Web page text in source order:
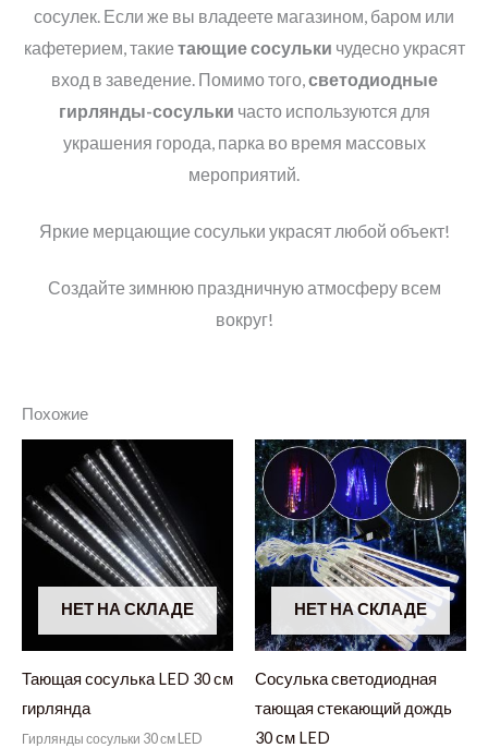
сосулек. Если же вы владеете магазином, баром или
кафетерием, такие тающие сосульки чудесно украсят
вход в заведение. Помимо того, светодиодные
гирлянды-сосульки часто используются для
украшения города, парка во время массовых
мероприятий.
Яркие мерцающие сосульки украсят любой объект!
Создайте зимнюю праздничную атмосферу всем
вокруг!
Похожие
НЕТ НА СКЛАДЕ
Тающая сосулька LED 30 см
гирлянда
Гирлянды сосульки 30 см LED
НЕТ НА СКЛАДЕ
Сосулька светодиодная
тающая стекающий дождь
30 см LED